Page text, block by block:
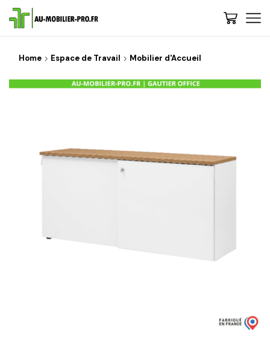
Home Espace de Travail Mobilier d'Accueil